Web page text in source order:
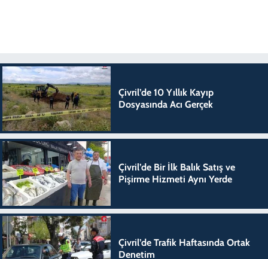
Çivril’de 10 Yıllık Kayıp
Dosyasında Acı Gerçek
Çivril’de Bir İlk Balık Satış ve
Pişirme Hizmeti Aynı Yerde
Çivril’de Trafik Haftasında Ortak
Denetim